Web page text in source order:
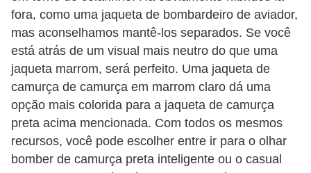
fora, como uma jaqueta de bombardeiro de aviador,
mas aconselhamos mantê-los separados. Se você
está atrás de um visual mais neutro do que uma
jaqueta marrom, será perfeito. Uma jaqueta de
camurça de camurça em marrom claro dá uma
opção mais colorida para a jaqueta de camurça
preta acima mencionada. Com todos os mesmos
recursos, você pode escolher entre ir para o olhar
bomber de camurça preta inteligente ou o casual